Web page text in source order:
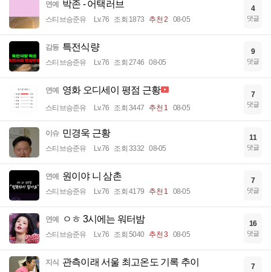
연예 박존 - 어택러브
스티브승준유 Lv.76 조회 1873 추천 2 08-05
4
댓글
감동 특전식량
스티브승준유 Lv.76 조회 2746 08-05
9
댓글
연예 영화 오디세이 평점 근황
스티브승준유 Lv.76 조회 3447 추천 1 08-05
7
댓글
이슈 민경욱 근황
스티브승준유 Lv.76 조회 3332 08-05
11
댓글
연예 원이야 니 삼촌
스티브승준유 Lv.76 조회 4179 추천 1 08-05
7
댓글
연예 ㅇㅎ 3시에는 워터밤
스티브승준유 Lv.76 조회 5040 추천 3 08-05
16
댓글
지식 관측이래 서울 최고온도 기록 추이 7